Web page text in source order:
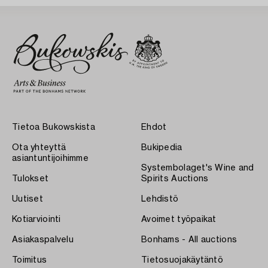
Tietoa Bukowskista
Ota yhteyttä
asiantuntijoihimme
Tulokset
Uutiset
Kotiarviointi
Asiakaspalvelu
Toimitus
Ehdot
Bukipedia
Systembolaget's Wine and
Spirits Auctions
Lehdistö
Avoimet työpaikat
Bonhams - All auctions
Tietosuojakäytäntö